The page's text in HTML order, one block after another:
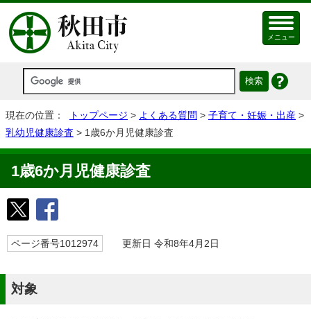
メニュー
現在の位置： トップページ > よくある質問 > 子育て・妊娠・出産 >
乳幼児健康診査 > 1歳6か月児健康診査
1歳6か月児健康診査
ページ番号1012974 更新日 令和8年4月2日
対象